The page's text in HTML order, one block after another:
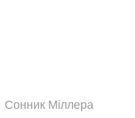
Сонник Міллера